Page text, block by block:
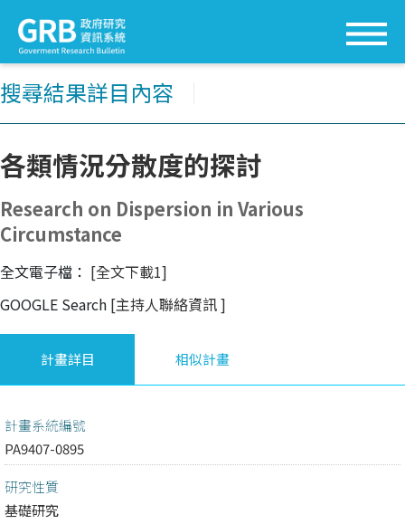
搜尋結果詳目內容
各類情況分散度的探討
Research on Dispersion in Various
Circumstance
全文電子檔： [全文下載1]
GOOGLE Search [主持人聯絡資訊]
計畫詳目 相似計畫
計畫系統編號
PA9407-0895
研究性質
基礎研究